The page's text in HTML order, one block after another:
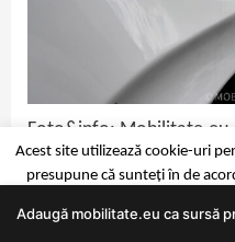
Foto&info: Mobilitate.eu
FacebookTwitterLinkedInReddit
Acest site utilizează cookie-uri
presupune că sunteți în de
dacă doriți. Accept